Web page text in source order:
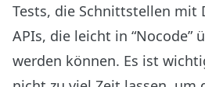
Tests, die Schnittstellen mit
APIs, die leicht in “Nocode”
werden können. Es ist